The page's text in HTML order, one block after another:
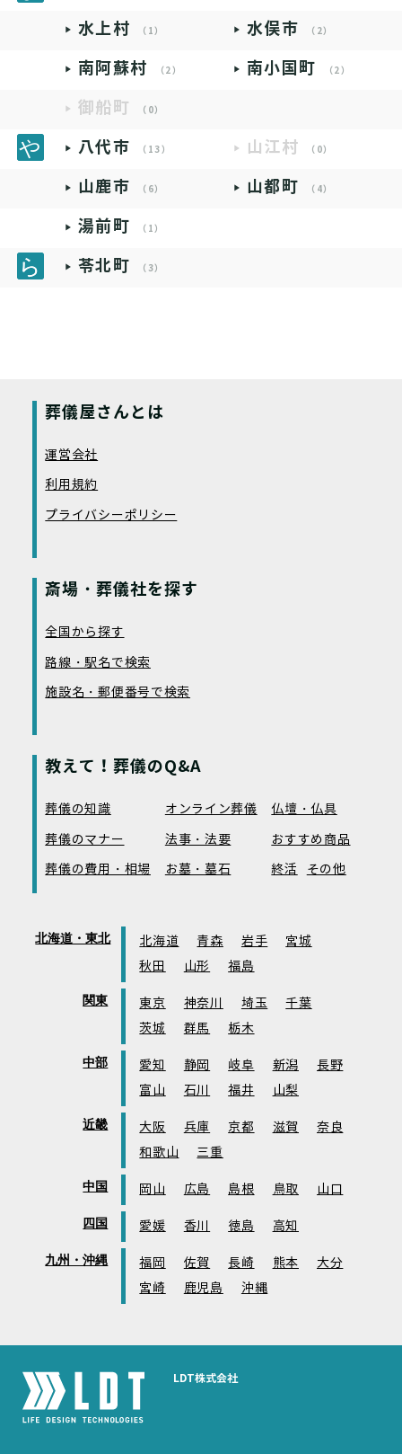
水上村 （1） 水俣市 （2）
南阿蘇村 （2） 南小国町 （2）
御船町 （0）
八代市 （13） 山江村 （0）
山鹿市 （6） 山都町 （4）
湯前町 （1）
苓北町 （3）
葬儀屋さんとは
運営会社
利用規約
プライバシーポリシー
斎場・葬儀社を探す
全国から探す
路線・駅名で検索
施設名・郵便番号で検索
教えて！葬儀のQ&A
葬儀の知識 オンライン葬儀
仏壇・仏具
葬儀のマナー
法事・法要
おすすめ商品
葬儀の費用・相場
お墓・墓石 終活 その他
北海道・東北 北海道 青森 岩手
宮城
秋田
山形 福島
関東 東京 神奈川 埼玉
千葉
茨城
群馬 栃木
中部 愛知 静岡 岐阜 新潟
長野
富山
石川 福井 山梨
近畿 大阪 兵庫 京都 滋賀
奈良
和歌山
三重
中国 岡山 広島 島根 鳥取 山口
四国 愛媛 香川 徳島 高知
九州・沖縄 福岡 佐賀 長崎 熊本
大分
宮崎
鹿児島 沖縄
LDT株式会社